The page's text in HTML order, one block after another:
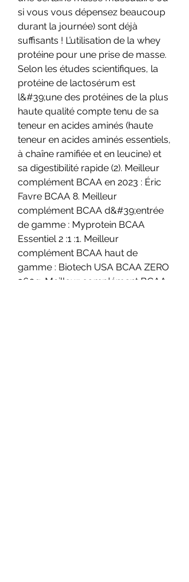
si vous vous dépensez beaucoup
durant la journée) sont déjà
suffisants ! L’utilisation de la whey
protéine pour une prise de masse.
Selon les études scientifiques, la
protéine de lactosérum est
l&#39;une des protéines de la plus
haute qualité compte tenu de sa
teneur en acides aminés (haute
teneur en acides aminés essentiels,
à chaîne ramifiée et en leucine) et
sa digestibilité rapide (2). Meilleur
complément BCAA en 2023 : Éric
Favre BCAA 8. Meilleur
complément BCAA d&#39;entrée
de gamme : Myprotein BCAA
Essentiel 2 :1 :1. Meilleur
complément BCAA haut de
gamme : Biotech USA BCAA ZERO
360g. Meilleur complément BCAA